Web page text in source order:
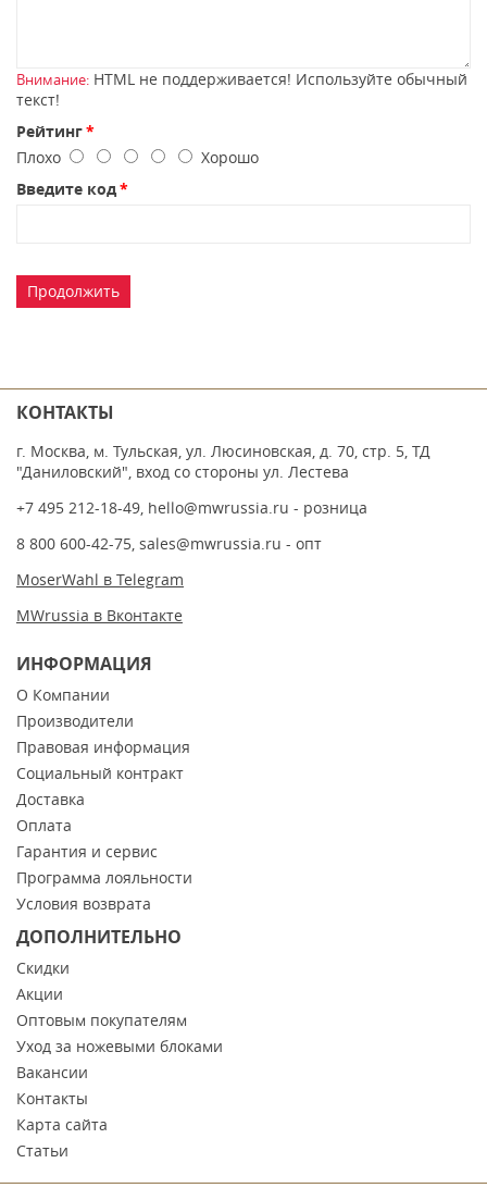
Внимание: HTML не поддерживается! Используйте обычный
текст!
Рейтинг
Плохо
Хорошо
Введите код
Продолжить
КОНТАКТЫ
г. Москва, м. Тульская, ул. Люсиновская, д. 70, стр. 5, ТД
"Даниловский", вход со стороны ул. Лестева
+7 495 212-18-49, hello@mwrussia.ru - розница
8 800 600-42-75, sales@mwrussia.ru - опт
MoserWahl в Telegram
MWrussia в Вконтакте
ИНФОРМАЦИЯ
О Компании
Производители
Правовая информация
Социальный контракт
Доставка
Оплата
Гарантия и сервис
Программа лояльности
Условия возврата
ДОПОЛНИТЕЛЬНО
Скидки
Акции
Оптовым покупателям
Уход за ножевыми блоками
Вакансии
Контакты
Карта сайта
Статьи